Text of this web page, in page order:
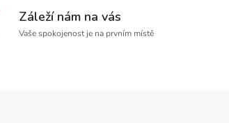
Záleží nám na vás
Vaše spokojenost je na prvním místě